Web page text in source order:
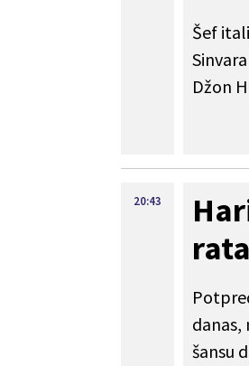
Šef
Džon
20:43
danas,
šansu